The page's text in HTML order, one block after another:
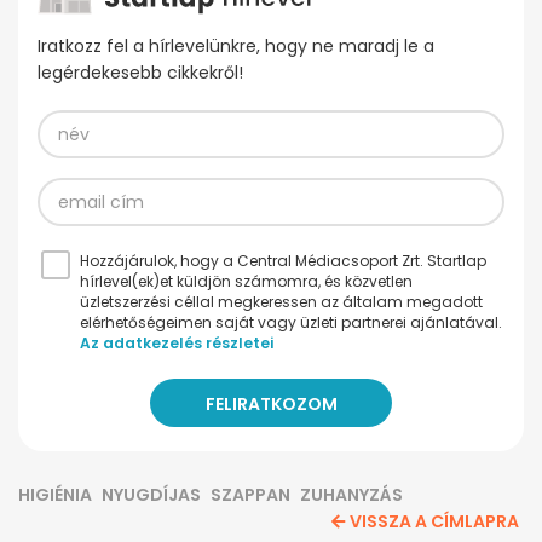
Iratkozz fel a hírlevelünkre, hogy ne maradj le a
legérdekesebb cikkekről!
Hozzájárulok, hogy a Central Médiacsoport Zrt. Startlap
hírlevel(ek)et küldjön számomra, és közvetlen
üzletszerzési céllal megkeressen az általam megadott
elérhetőségeimen saját vagy üzleti partnerei ajánlatával.
Az adatkezelés részletei
HIGIÉNIA NYUGDÍJAS SZAPPAN ZUHANYZÁS
VISSZA A CÍMLAPRA